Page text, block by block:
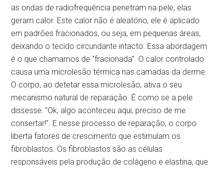
as ondas de radiofrequência penetram na pele, elas
geram calor. Este calor não é aleatório; ele é aplicado
em padrões fracionados, ou seja, em pequenas áreas,
deixando o tecido circundante intacto. Essa abordagem
é o que chamamos de "fracionada". O calor controlado
causa uma microlesão térmica nas camadas da derme.
O corpo, ao detetar essa microlesão, ativa o seu
mecanismo natural de reparação. É como se a pele
dissesse: "Ok, algo aconteceu aqui, preciso de me
consertar!". E nesse processo de reparação, o corpo
liberta fatores de crescimento que estimulam os
fibroblastos. Os fibroblastos são as células
responsáveis pela produção de colágeno e elastina, que